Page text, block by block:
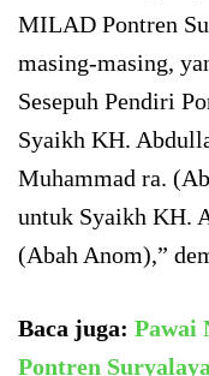
MILAD Pontren
masing-masing,
Sesepuh Pendiri
Syaikh KH.
Muhammad ra.
untuk Syaikh KH.
(Abah Anom),”
Baca juga: Pawai
Pontren